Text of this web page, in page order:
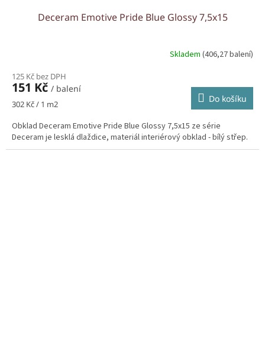
Deceram Emotive Pride Blue Glossy 7,5x15
Skladem (406,27 balení)
125 Kč bez DPH
151 Kč / balení
Měrná
302 Kč / 1 m2 Do košíku
Obklad Deceram Emotive Pride Blue Glossy 7,5x15 ze série
Deceram je lesklá dlaždice, materiál interiérový obklad - bílý střep.